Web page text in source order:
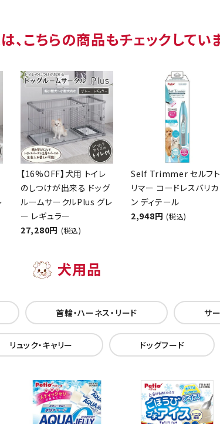
こちらの商品もチェックしてい
【16%OFF】犬用 トイレ
のしつけが出来る ドッグ
ルームサークルPlus グレ
ー レギュラー
27,280円 (税込)
Self Trimmer セルフト
リマー コードレスバリカ
ン ディテール
2,948円 (税込)
犬用品
首輪・ハーネス・リード サ
リュック・キャリー ドッグフード